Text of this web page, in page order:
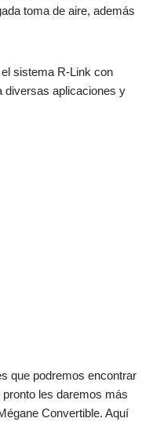
toma de aire, además
sistema R-Link con
diversas aplicaciones y
que podremos encontrar
les daremos más
Convertible. Aquí